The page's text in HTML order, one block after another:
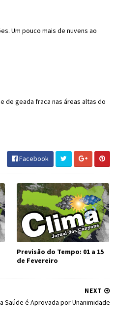
Um pouco mais de nuvens ao
de geada fraca nas áreas altas do
Facebook
Previsão do Tempo: 01 a 15
de Fevereiro
NEXT
Saúde é Aprovada por Unanimidade